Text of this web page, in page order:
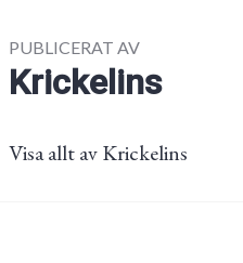
PUBLICERAT AV
Krickelins
Visa allt av Krickelins